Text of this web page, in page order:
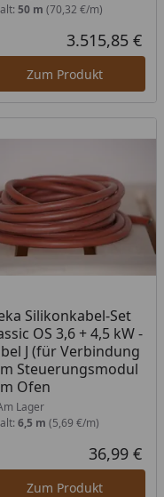
50 m (70,32 €/m)
3.515,85 €
Zum Produkt
Silikonkabel-Set
OS 3,6 + 4,5 kW -
J (für Verbindung
Steuerungsmodul
Ofen
am Lager
Lager
6,5 m (5,69 €/m)
36,99 €
Zum Produkt